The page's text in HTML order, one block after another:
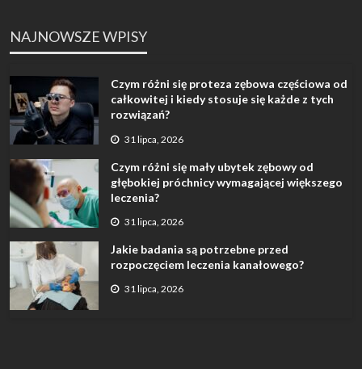
NAJNOWSZE WPISY
Czym różni się proteza zębowa częściowa od
całkowitej i kiedy stosuje się każde z tych
rozwiązań?
31 lipca, 2026
Czym różni się mały ubytek zębowy od
głębokiej próchnicy wymagającej większego
leczenia?
31 lipca, 2026
Jakie badania są potrzebne przed
rozpoczęciem leczenia kanałowego?
31 lipca, 2026